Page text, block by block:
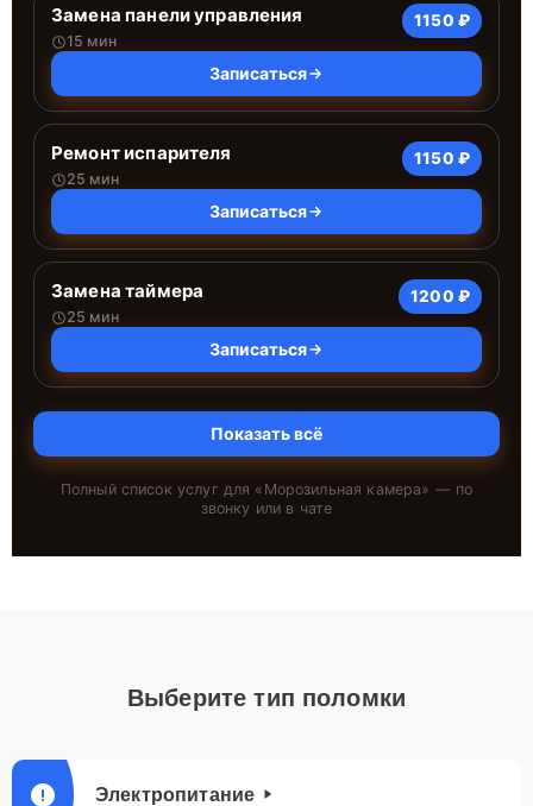
Замена панели управления
15 мин
1150 ₽
Записаться
Ремонт испарителя
25 мин
1150 ₽
Записаться
Замена таймера
25 мин
1200 ₽
Записаться
Показать всё
Полный список услуг для « Морозильная камера» — по
звонку или в чате
Выберите тип поломки
Электропитание